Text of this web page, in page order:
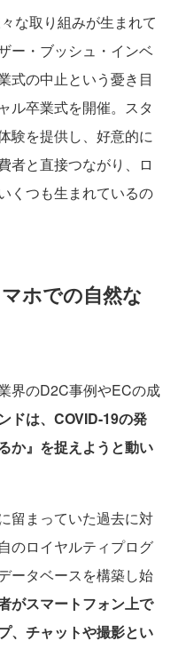
な取り組みが生まれて
ー・ブッシュ・インベ
式の中止という憂き目
ル卒業式を開催。スタ
験を提供し、好意的に
者と直接つながり、ロ
くつも生まれているの
ホでの自然な
界のD2C事例やECの成
ドは、COVID-19の発
か』を捉えようと動い
留まっていた過去に対
のロイヤルティプログ
ータベースを構築し始
がスマートフォン上で
、チャットや撮影とい